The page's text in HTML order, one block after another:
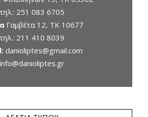
τηλ.: 251 083 6705
Γαμβέτα 12, ΤΚ 10677
τηλ.: 211 410 8039
danioliptes@gmail.com
info@danioliptes.gr